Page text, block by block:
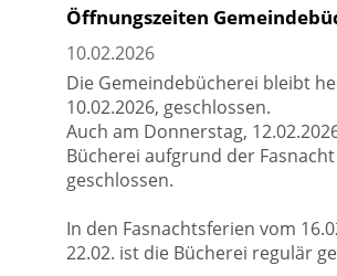
Öffnungszeiten
10.02.2026
Die Gemeindebücherei bleibt
10.02.2026, geschlossen.
Auch am Donnerstag,
Bücherei aufgrund der Fasnacht
geschlossen.
In den Fasnachtsferien vom
22.02. ist die Bücherei regulär